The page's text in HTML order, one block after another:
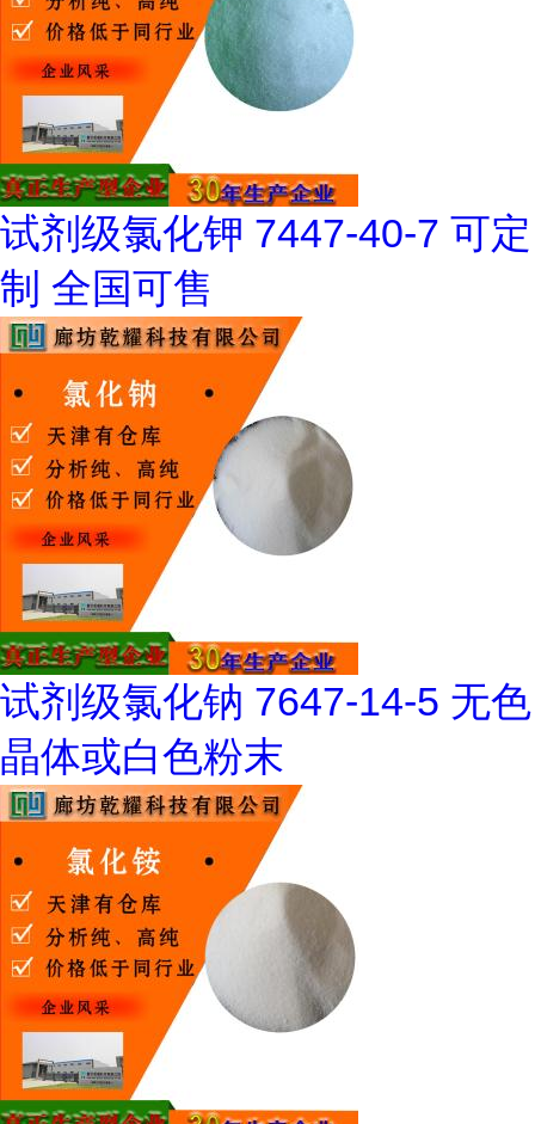
试剂级氯化钾 7447-40-7 可定
制 全国可售
试剂级氯化钠 7647-14-5 无色
晶体或白色粉末